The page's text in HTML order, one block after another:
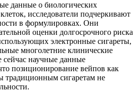
данные о биологических
исследователи подчеркивают
в формулировках. Они
оценки долгосрочного риска
электронные сигареты,
многолетние клинические
научные данные
позиционирование вейпов как
традиционным сигаретам не